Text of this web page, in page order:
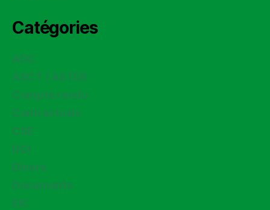
Catégories
ADC
ASCT / ASTER
Compte rendu
Contractuels
CSE
DCI
Divers
Documents
EIC